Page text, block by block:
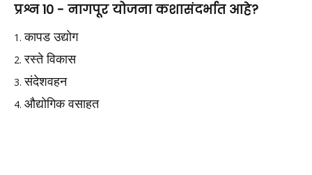
प्रश्न 10 - नागपूर योजना कशासंदर्भात आहे?
कापड उद्योग
रस्ते विकास
संदेशवहन
औद्योगिक वसाहत